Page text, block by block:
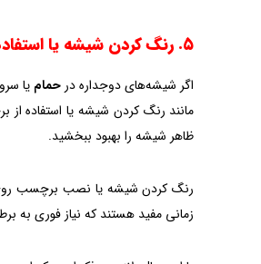
۵. رنگ کردن شیشه یا استفاده از برچسب
اگر شیشه‌های دوجداره در حمام یا
مانند رنگ کردن شیشه یا استفاده از
ظاهر شیشه را بهبود ببخشید.
رنگ کردن شیشه یا نصب برچسب روی
زمانی مفید هستند که نیاز فوری به